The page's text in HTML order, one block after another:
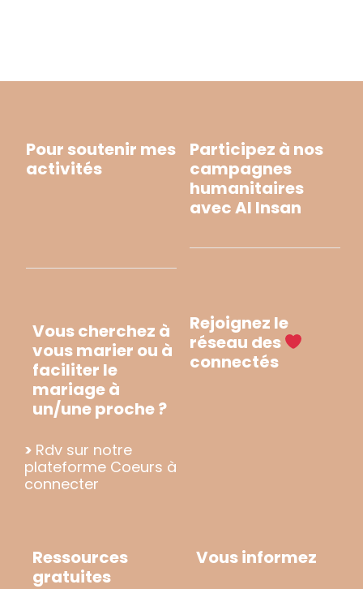
Participez à nos
campagnes
humanitaires
avec Al Insan
Rejoignez le
réseau des
connectés
Pour soutenir mes
activités
Vous cherchez à
vous marier ou à
faciliter le
mariage à
un/une proche ?
> Rdv sur notre
plateforme Coeurs à
connecter
Ressources
gratuites
Vous informez